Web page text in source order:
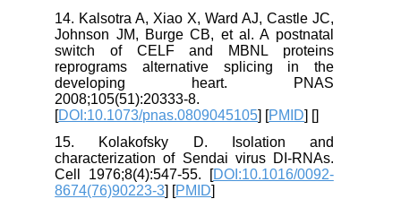
14. Kalsotra A, Xiao X, Ward AJ, Castle JC,
Johnson JM, Burge CB, et al. A postnatal
switch of CELF and MBNL proteins
reprograms alternative splicing in the
developing heart. PNAS
2008;105(51):20333-8.
[DOI:10.1073/pnas.0809045105] [PMID] [
15. Kolakofsky D. Isolation and
characterization of Sendai virus DI-RNAs.
Cell 1976;8(4):547-55. [DOI:10.1016/0092-
8674(76)90223-3] [PMID